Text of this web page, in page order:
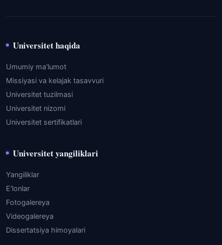
Universitet haqida
Umumiy ma'lumot
Missiyasi va kelajak tasavvuri
Universitet tuzilmasi
Universitet nizomi
Universitet sertifikatlari
Universitet yangiliklari
Yangiliklar
E'lonlar
Fotogalereya
Videogalereya
Dissertatsiya himoyalari